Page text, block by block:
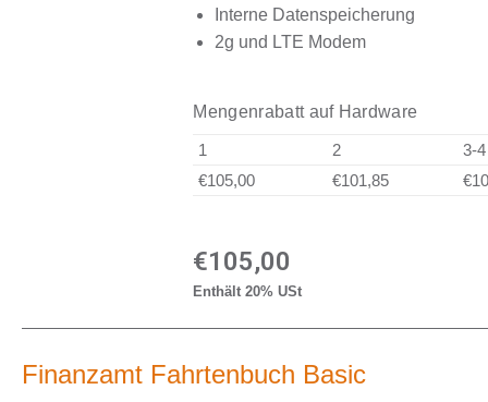
Interne Datenspeicherung
2g und LTE Modem
Mengenrabatt auf Hardware
1 2
3-4
€105,00
€101,85
€105,00
Enthält 20% USt
Finanzamt Fahrtenbuch Basic